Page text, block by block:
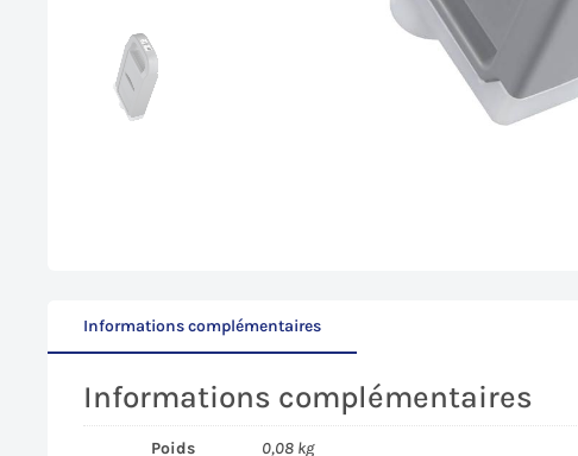
Informations complémentaires
Informations complémentaires
Poids 0,08 kg